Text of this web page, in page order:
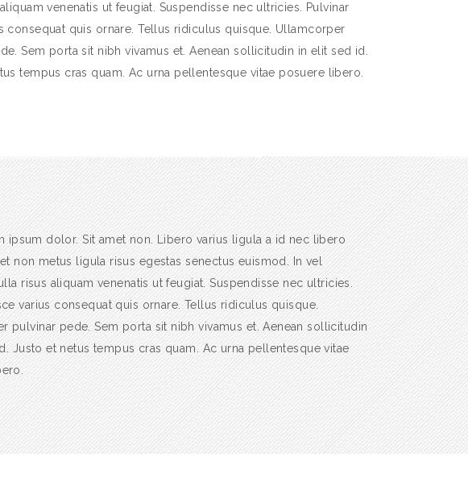
venenatis ut feugiat. Suspendisse nec ultricies. Pulvinar
consequat quis ornare. Tellus ridiculus quisque. Ullamcorper
Sem porta sit nibh vivamus et. Aenean sollicitudin in elit sed id.
tempus cras quam. Ac urna pellentesque vitae posuere libero.
ipsum dolor. Sit amet non. Libero varius ligula a id nec libero
non metus ligula risus egestas senectus euismod. In vel
risus aliquam venenatis ut feugiat. Suspendisse nec ultricies.
varius consequat quis ornare. Tellus ridiculus quisque.
pulvinar pede. Sem porta sit nibh vivamus et. Aenean sollicitudin
Justo et netus tempus cras quam. Ac urna pellentesque vitae